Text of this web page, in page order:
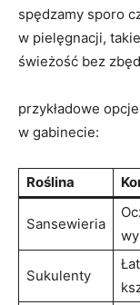
spędzamy sporo
w pielęgnacji,
świeżość bez
przykładowe
w gabinecie:
Roślina
Sansewieria
Sukulenty